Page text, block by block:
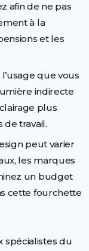
afin de ne pas
à la
et les
que vous
indirecte
plus
de travail.
peut varier
les marques
un budget
cette fourchette
spécialistes du